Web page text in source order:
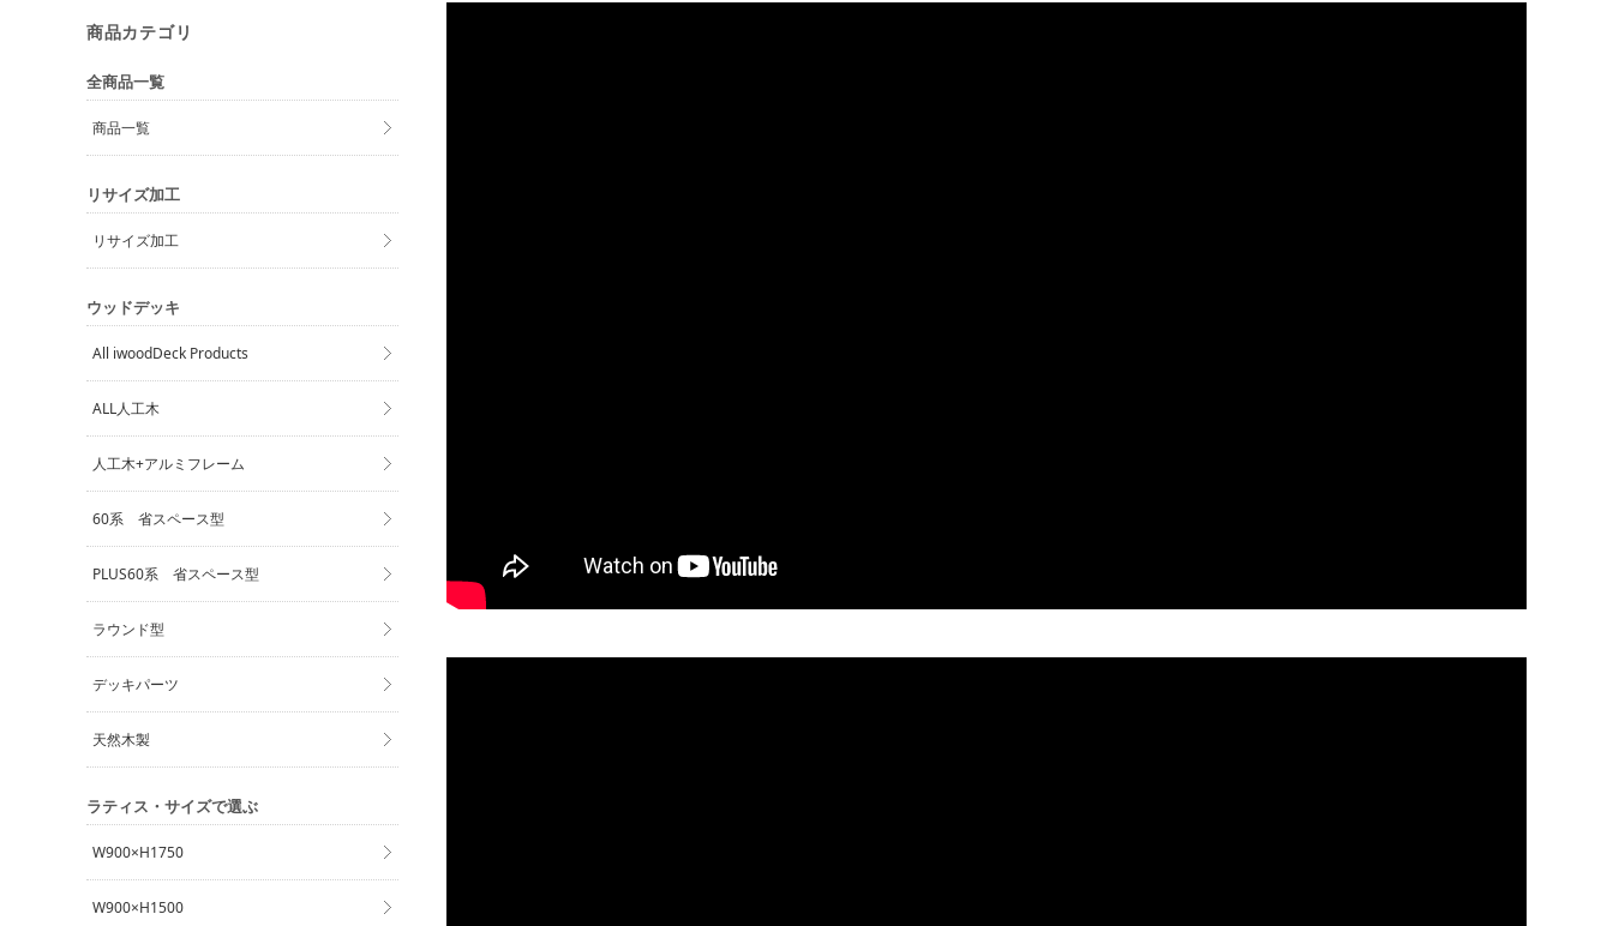
商品カテゴリ
全商品一覧
商品一覧
リサイズ加工
リサイズ加工
ウッドデッキ
All iwoodDeck Products
ALL人工木
人工木+アルミフレーム
60系 省スペース型
PLUS60系 省スペース型
ラウンド型
デッキパーツ
天然木製
ラティス・サイズで選ぶ
W900×H1750
W900×H1500